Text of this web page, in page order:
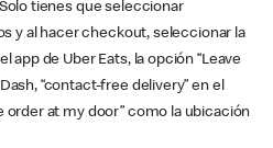
tienes que seleccionar
y al hacer checkout, seleccionar la
app de Uber Eats, la opción “Leave
“contact-free delivery” en el
order at my door” como la ubicación